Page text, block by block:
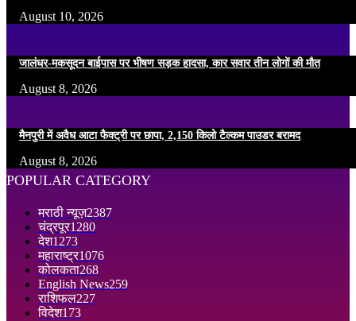
August 10, 2026
जालंधर-मकसूदन बाईपास पर भीषण सड़क हादसा, कार सवार तीन लोगों की मौत
August 8, 2026
मैनपुरी में अवैध आटा फैक्ट्री पर छापा, 2,150 किलो टैल्कम पाउडर बरामद
August 8, 2026
POPULAR CATEGORY
मराठी न्यूज़2387
चंद्रपूर1280
देश1273
महाराष्ट्र1076
कोलकता268
English News259
राशिफल227
विदेश173